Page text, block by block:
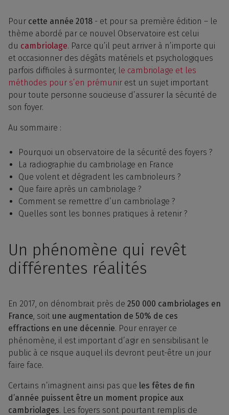
Pour cette année 2018 - et pour sa première édition – le
thème abordé par ce nouvel Observatoire est celui
du cambriolage. Parce qu’il peut arriver à n’importe qui
et occasionner des dégâts matériels et psychologiques
parfois difficiles à surmonter, le cambriolage et les
méthodes pour s’en prémunir est un sujet important
pour toute personne soucieuse d’assurer la sécurité de
son foyer.
Au sommaire :
Pourquoi un observatoire de la sécurité des foyers ?
La radiographie du cambriolage en France
Que volent et dégradent les cambrioleurs ?
Que faire après un cambriolage ?
Comment se remettre d’un cambriolage ?
Quelles sont les bonnes pratiques à retenir ?
Un phénomène qui revêt
différentes réalités
En 2017, on dénombrait près de 250 000 cambriolages en
France, soit une augmentation de 50% de ces
effractions en une décennie. Pour enrayer ce
phénomène, il est important d’agir en sensibilisant le
public à ce risque auquel ils devront peut-être un jour
faire face.
Certains n’imaginent ainsi pas que les fêtes de fin
d’année puissent être un moment propice aux
cambriolages. Les foyers sont pourtant remplis de